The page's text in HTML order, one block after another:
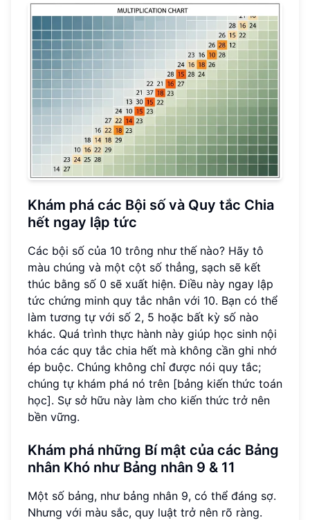
Khám phá các Bội số và Quy tắc Chia
hết ngay lập tức
Các bội số của 10 trông như thế nào? Hãy tô
màu chúng và một cột số thẳng, sạch sẽ kết
thúc bằng số 0 sẽ xuất hiện. Điều này ngay lập
tức chứng minh quy tắc nhân với 10. Bạn có thể
làm tương tự với số 2, 5 hoặc bất kỳ số nào
khác. Quá trình thực hành này giúp học sinh nội
hóa các quy tắc chia hết mà không cần ghi nhớ
ép buộc. Chúng không chỉ được nói quy tắc;
chúng tự khám phá nó trên [bảng kiến thức toán
học]. Sự sở hữu này làm cho kiến thức trở nên
bền vững.
Khám phá những Bí mật của các Bảng
nhân Khó như Bảng nhân 9 & 11
Một số bảng, như bảng nhân 9, có thể đáng sợ.
Nhưng với màu sắc, quy luật trở nên rõ ràng.